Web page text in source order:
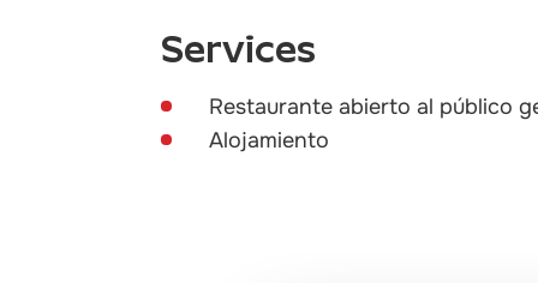
Services
Restaurante abierto al público
Alojamiento